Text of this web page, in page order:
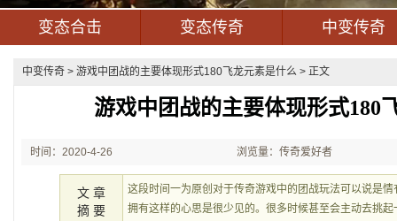
变态合击 变态传奇 中变传奇
中变传奇 > 游戏中团战的主要体现形式180飞龙元素是什么 > 正文
游戏中团战的主要体现形式180
时间：2020-4-26
22:58:11
浏览量：传奇爱好者
文 章
摘 要
这段时间一为原创对于传奇游戏中的团战玩法可以说是
拥有这样的心思是很少见的。很多时候甚至会主动去挑